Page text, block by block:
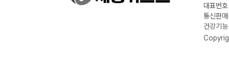
대표번
통신판
건강기